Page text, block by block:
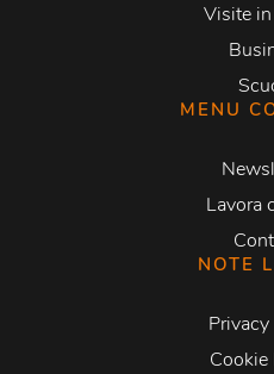
Visite
MENU
Lavora
NOTE